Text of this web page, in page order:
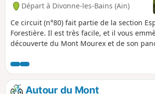
Départ à Divonne-les-Bains (Ain)
Ce circuit (n°80) fait partie de la section
Forestière. Il est très facile, et il vous
découverte du Mont Mourex et de son
hêtres, érables, sapins, épicéas, etc. La
accessible aux enfants qui pratiquent le
Autour du Mont